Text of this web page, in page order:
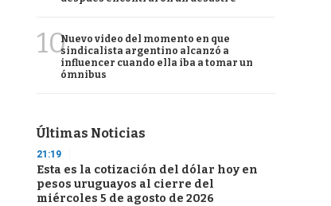
10Nuevo video del momento en que
sindicalista argentino alcanzó a
influencer cuando ella iba a tomar un
ómnibus
Últimas Noticias
21:19
Esta es la cotización del dólar hoy en
pesos uruguayos al cierre del
miércoles 5 de agosto de 2026